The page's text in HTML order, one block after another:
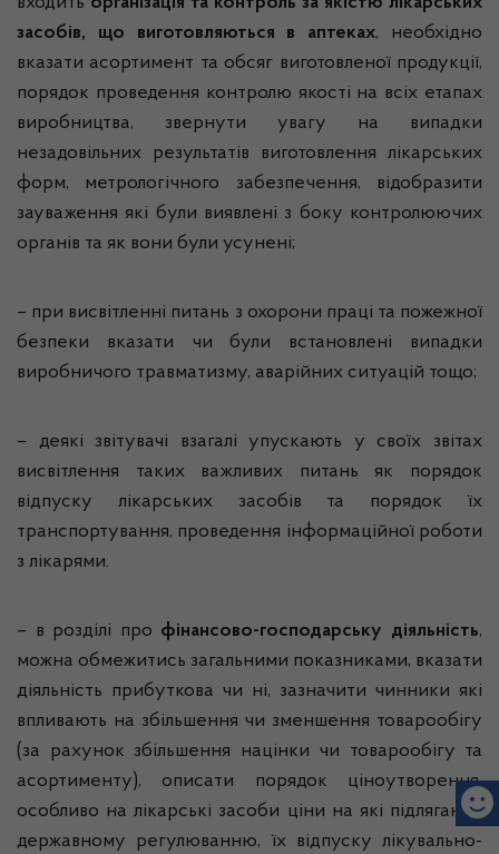
засобів, що виготовляються в аптеках, необхідно
вказати асортимент та обсяг виготовленої продукції,
порядок проведення контролю якості на всіх етапах
виробництва, звернути увагу на випадки
незадовільних результатів виготовлення лікарських
форм, метрологічного забезпечення, відобразити
зауваження які були виявлені з боку контролюючих
органів та як вони були усунені;
– при висвітленні питань з охорони праці та пожежної
безпеки вказати чи були встановлені випадки
виробничого травматизму, аварійних ситуацій тощо;
– деякі звітувачі взагалі упускають у своїх звітах
висвітлення таких важливих питань як порядок
відпуску лікарських засобів та порядок їх
транспортування, проведення інформаційної роботи
з лікарями.
– в розділі про фінансово-господарську діяльність,
можна обмежитись загальними показниками, вказати
діяльність прибуткова чи ні, зазначити чинники які
впливають на збільшення чи зменшення товарообігу
(за рахунок збільшення націнки чи товарообігу та
асортименту), описати порядок ціноутворення,
особливо на лікарські засоби ціни на які підлягають
державному регулюванню, їх відпуску лікувально-